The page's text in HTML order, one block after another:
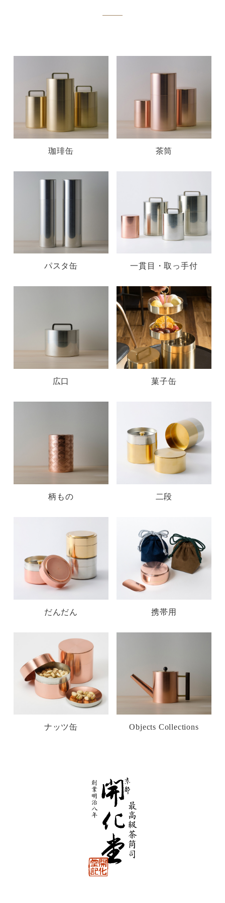
珈琲缶 茶筒
パスタ缶 一貫目・取っ手付
広口 菓子缶
柄もの 二段
だんだん 携帯用
ナッツ缶 Objects Collections